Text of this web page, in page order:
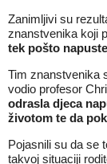
Zanimljivi su
znanstvenika koji
tek pošto
Tim znanstvenika
vodio profesor
odrasla djeca
životom te da
Pojasnili su da se
takvoj situaciji